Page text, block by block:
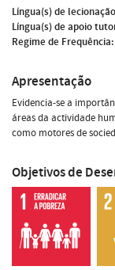
Língua(s) de
Língua(s) de apoio
Regime de Frequência:
Apresentação
Evidencia-se a
áreas da actividade
como motores de
Objetivos de